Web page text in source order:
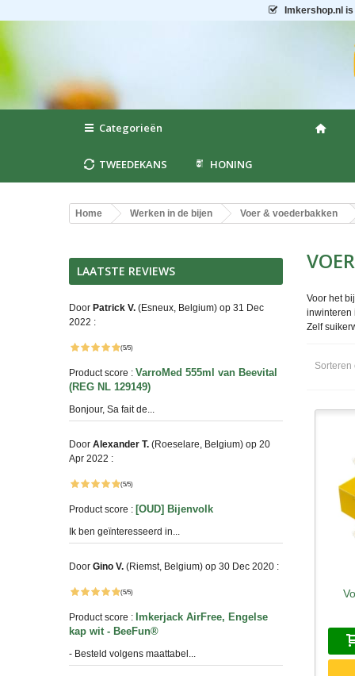
Imkershop.nl is
Categorieën
TWEEDEKANS HONING
Home Werken in de bijen Voer & voederbakken
LAATSTE REVIEWS
Door Patrick V. (Esneux, Belgium) op 31 Dec
2022 :
(5/5)
Product score : VarroMed 555ml van Beevital
(REG NL 129149)
Bonjour, Sa fait de...
Door Alexander T. (Roeselare, Belgium) op 20
Apr 2022 :
(5/5)
Product score : [OUD] Bijenvolk
Ik ben geïnteresseerd in...
Door Gino V. (Riemst, Belgium) op 30 Dec 2020 :
(5/5)
Product score : Imkerjack AirFree, Engelse
kap wit - BeeFun®
- Besteld volgens maattabel...
Voor het
inwinteren
Zelf
Sorteren